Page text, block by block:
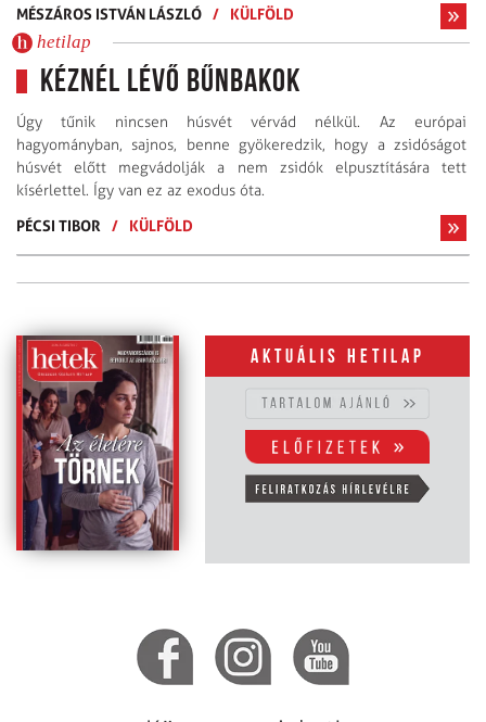
MÉSZÁROS ISTVÁN LÁSZLÓ / KÜLFÖLD
hetilap
Kéznél lévő bűnbakok
Úgy tűnik nincsen húsvét vérvád nélkül. Az európai
hagyományban, sajnos, benne gyökeredzik, hogy a zsidóságot
húsvét előtt megvádolják a nem zsidók elpusztítására tett
kísérlettel. Így van ez az exodus óta.
PÉCSI TIBOR
/ KÜLFÖLD
Aktuális hetilap